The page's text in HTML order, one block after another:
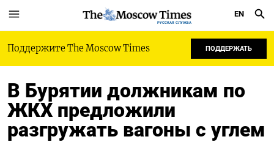
РУССКАЯ СЛУЖБА
EN
Поддержите The Moscow Times ПОДДЕРЖАТЬ
В Бурятии должникам по
ЖКХ предложили
разгружать вагоны с углем